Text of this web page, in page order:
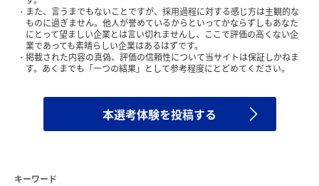
また、言うまでもないことですが、採用過程に対する感じ方は主観的な
ものに過ぎません。他人が誉めているからといってかならずしもあなた
にとって望ましい企業とは言い切れませんし、ここで評価の高くない企
業であっても素晴らしい企業はあるはずです。
掲載された内容の真偽、評価の信頼性について当サイトは保証しかねま
す。あくまでも「一つの結果」として参考程度にとどめてください。
本選考体験を投稿する
キーワード